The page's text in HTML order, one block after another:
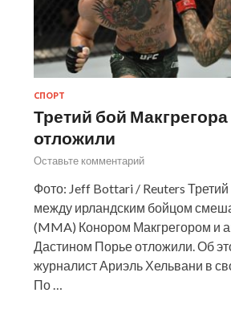
СПОРТ
Третий бой
отложили
Оставьте комментарий
Фото: Jeff Bottari / Reuters
между ирландским бойцом
(MMA) Конором Макгрегором и
Дастином Порье отложили. Об
журналист Ариэль Хельвани в
По …